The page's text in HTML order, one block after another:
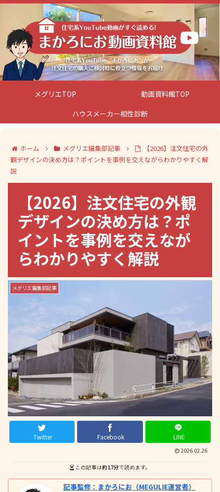
メグリエTOP
動画資料館TOP
ハウスメーカー相性診断
ホーム メグリエ編集部記事
【2026】注文住宅の外
観デザインの決め方は？ポイントを事例を交えながらわかりやすく解
説
【2026】注文住宅の外観
デザインの決め方は？ポ
イントを事例を交えなが
らわかりやすく解説
メグリエ編集部記事
Twitter Facebook LINE
2026.02.26
この記事は約17分で読めます。
記事監修：まかろにお（MEGULIE運営者）